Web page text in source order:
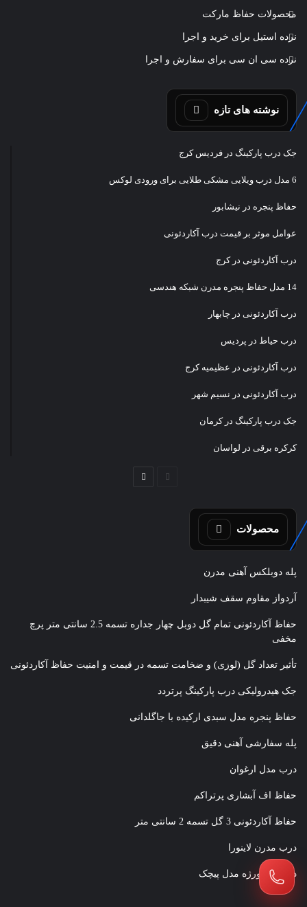
محصولات حفاظ مارکت
نرده استیل برای خرید و اجرا
نرده سی ان سی برای سفارش و اجرا
نوشته های تازه
جک درب پارکینگ در فردیس کرج
6 مدل درب ویلایی مشکی طلایی برای ورودی لوکس
حفاظ پنجره در نیشابور
عوامل موثر بر قیمت درب آکاردئونی
درب آکاردئونی در کرج
14 مدل حفاظ پنجره مدرن شبکه هندسی
درب آکاردئونی در چابهار
درب حیاط در پردیس
درب آکاردئونی در عظیمیه کرج
درب آکاردئونی در نسیم شهر
جک درب پارکینگ در کرمان
کرکره برقی در لواسان
صفحه
محصولات
پله دوبلکس آهنی مدرن
آردواز مقاوم سقف شیبدار
حفاظ آکاردئونی تمام گل دوبل چهار جداره تسمه 2.5 سانتی متر پرچ
مخفی
تأثیر تعداد گل (لوزی) و ضخامت تسمه در قیمت و امنیت حفاظ آکاردئونی
جک هیدرولیکی درب پارکینگ پرتردد
حفاظ پنجره مدل سبدی ارکیده با جاگلدانی
پله سفارشی آهنی دقیق
درب مدل ارغوان
حفاظ اف آبشاری پرتراکم
حفاظ آکاردئونی 3 گل تسمه 2 سانتی متر
درب مدرن لاینورا
درب فرفورژه مدل پیچک